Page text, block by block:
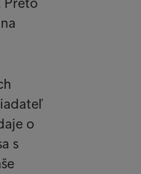
o
s